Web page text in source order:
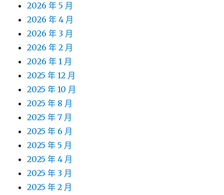
2026 年 5 月
2026 年 4 月
2026 年 3 月
2026 年 2 月
2026 年 1 月
2025 年 12 月
2025 年 10 月
2025 年 8 月
2025 年 7 月
2025 年 6 月
2025 年 5 月
2025 年 4 月
2025 年 3 月
2025 年 2 月